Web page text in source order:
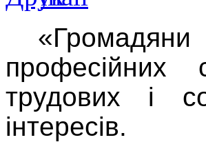
трудових і
інтересів.